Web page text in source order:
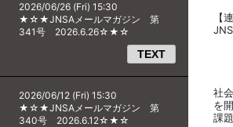
2026/06/26 (Fri) 15:30
★☆★JNSAメールマガジン 第
341号 2026.6.26☆★☆
TEXT
2026/06/12 (Fri) 15:30
★☆★JNSAメールマガジン 第
340号 2026.6.12☆★☆
【
社
を
課